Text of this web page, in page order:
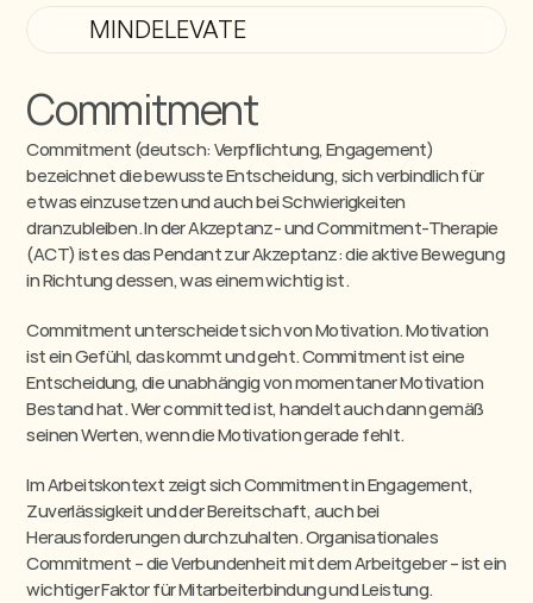
MINDELEVATE
Commitment
Commitment (deutsch: Verpflichtung, Engagement)
bezeichnet die bewusste Entscheidung, sich verbindlich für
etwas einzusetzen und auch bei Schwierigkeiten
dranzubleiben. In der Akzeptanz- und Commitment-Therapie
(ACT) ist es das Pendant zur Akzeptanz: die aktive Bewegung
in Richtung dessen, was einem wichtig ist.
Commitment unterscheidet sich von Motivation. Motivation
ist ein Gefühl, das kommt und geht. Commitment ist eine
Entscheidung, die unabhängig von momentaner Motivation
Bestand hat. Wer committed ist, handelt auch dann gemäß
seinen Werten, wenn die Motivation gerade fehlt.
Im Arbeitskontext zeigt sich Commitment in Engagement,
Zuverlässigkeit und der Bereitschaft, auch bei
Herausforderungen durchzuhalten. Organisationales
Commitment – die Verbundenheit mit dem Arbeitgeber – ist ein
wichtiger Faktor für Mitarbeiterbindung und Leistung.